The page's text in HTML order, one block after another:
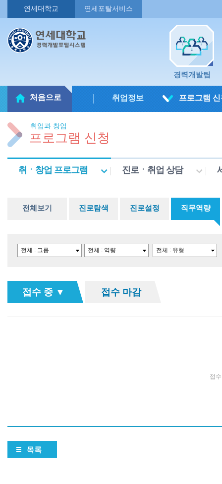
연세대학교 연세포탈서비스
경력개발팀
처음으로 취업정보 프로그램
취업과 창업
프로그램 신청
취ㆍ창업 프로그램 진로ㆍ취업 상담
전체보기 진로탐색 진로설정 직무역량
접수 중 ▼ 접수 마감
접
목록